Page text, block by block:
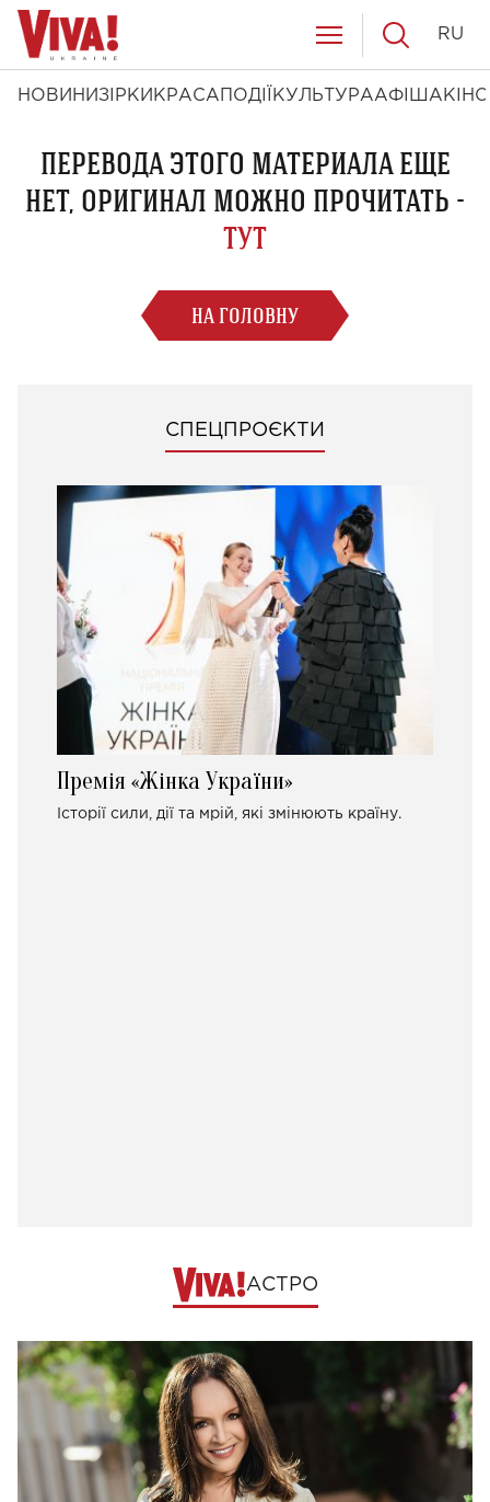
НОВИНИ ЗІРКИ КРАСА ПОДІЇ КУЛЬТУРААФІША КІНО
RU
ПЕРЕВОДА ЭТОГО МАТЕРИАЛА ЕЩЕ
НЕТ, ОРИГИНАЛ МОЖНО ПРОЧИТАТЬ -
ТУТ
НА ГОЛОВНУ
СПЕЦПРОЄКТИ
Премія «Жінка України»
Історії сили, дії та мрій, які змінюють країну.
АСТРО